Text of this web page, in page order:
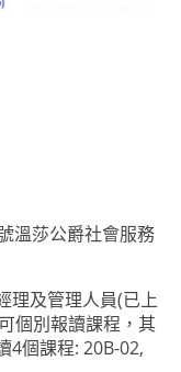
溫莎公爵社會服務
理及管理人員(已上
個別報讀課程，其
4個課程: 20B-02,